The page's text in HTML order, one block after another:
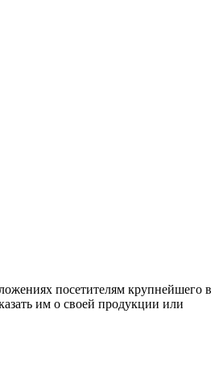
посетителям крупнейшего в
им о своей продукции или